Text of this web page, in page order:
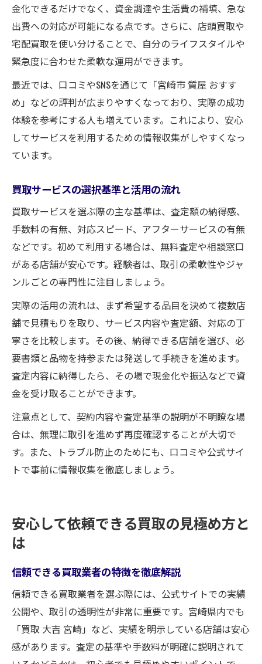
金化できるだけでなく、資金調達や生活費の補填、急な
出費への対応が可能になる点です。さらに、店頭買取や
宅配買取を使い分けることで、自分のライフスタイルや
緊急度に合わせた柔軟な運用ができます。
最近では、口コミやSNSを通じて「宮崎市 質屋 おすす
め」などの評判が広まりやすくなっており、実際の成功
体験を参考にする人も増えています。これにより、安心
してサービスを利用するための情報収集がしやすくなっ
ています。
買取サービスの選択基準と活用の流れ
買取サービスを選ぶ際の主な基準は、査定額の納得感、
手数料の有無、対応スピード、アフターサービスの有無
などです。初めて利用する場合は、無料査定や相談窓口
がある店舗が安心です。経験者は、取引の柔軟性やジャ
ンルごとの専門性に注目しましょう。
実際の活用の流れは、まず希望する品目を決めて複数店
舗で見積もりを取り、サービス内容や査定額、対応の丁
寧さを比較します。その後、納得できる店舗を選び、必
要書類と品物を持参または発送して手続きを進めます。
査定内容に納得したら、その場で現金化や振込などで資
金を受け取ることができます。
注意点として、契約内容や査定基準の説明が不明瞭な場
合は、無理に取引を進めず再度確認することが大切で
す。また、トラブル防止のためにも、口コミや公式サイ
トで事前に情報収集を徹底しましょう。
安心して依頼できる買取の見極め方と
は
信頼できる買取業者の特徴を徹底解説
信頼できる買取業者を選ぶ際には、公式サイトでの実績
公開や、取引の透明性が非常に重要です。宮崎県内でも
「買取 大吉 宮崎」など、実績を明示している店舗は安心
感があります。査定の基準や手数料が明確に説明されて